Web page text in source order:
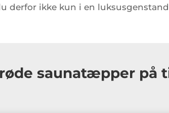
derfor ikke kun i en
saunatæpper på